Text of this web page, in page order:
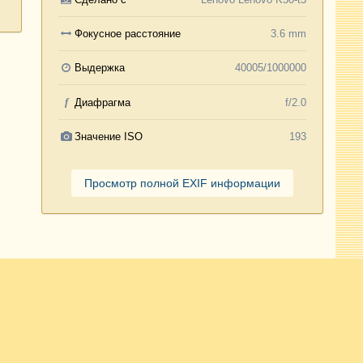
Фокусное расстояние 3.6 mm
Выдержка 40005/1000000
f Диафрагма f/2.0
Значение ISO 193
Просмотр полной EXIF информации